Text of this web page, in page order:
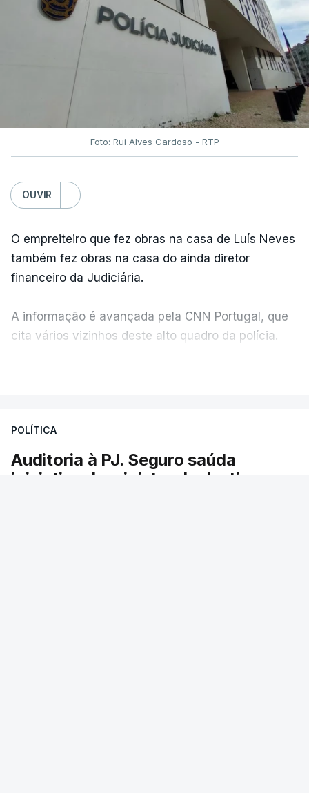
Foto: Rui Alves Cardoso - RTP
OUVIR
O empreiteiro que fez obras na casa de Luís Neves
também fez obras na casa do ainda diretor
financeiro da Judiciária.
A informação é avançada pela CNN Portugal, que
cita vários vizinhos deste alto quadro da polícia.
apreendido numa operação de droga.
POLÍTICA
Auditoria à PJ. Seguro saúda
iniciativa da ministra da Justiça